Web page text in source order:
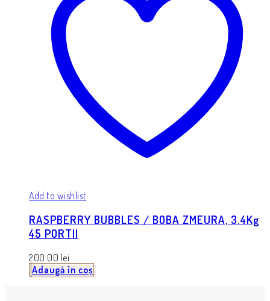
Add to wishlist
RASPBERRY BUBBLES / BOBA ZMEURA, 3.4Kg
45 PORTII
200.00 lei
Adaugă în coș